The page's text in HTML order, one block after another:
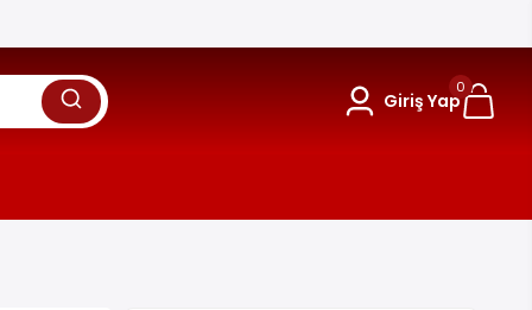
Giriş Yap
0